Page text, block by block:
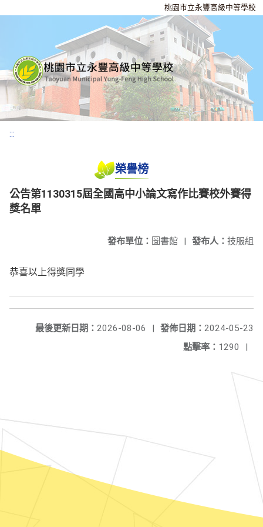
桃園市立永豐高級中等學校
:::
榮譽榜
公告第1130315屆全國高中小論文寫作比賽校外賽得
獎名單
發布人： 技服組
發布單位： 圖書館 |
恭喜以上得獎同學
發佈日期： 2024-05-23
最後更新日期： 2026-08-06
|
點擊率： 1290 |